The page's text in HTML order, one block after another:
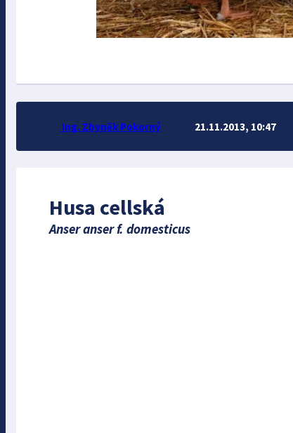
Husa cellská
Anser anser f. domesticus
Ing. Zbyněk Pokorný 21.11.2013, 10:47